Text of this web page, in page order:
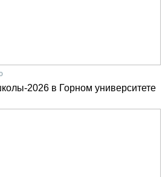
2026 в Горном университете